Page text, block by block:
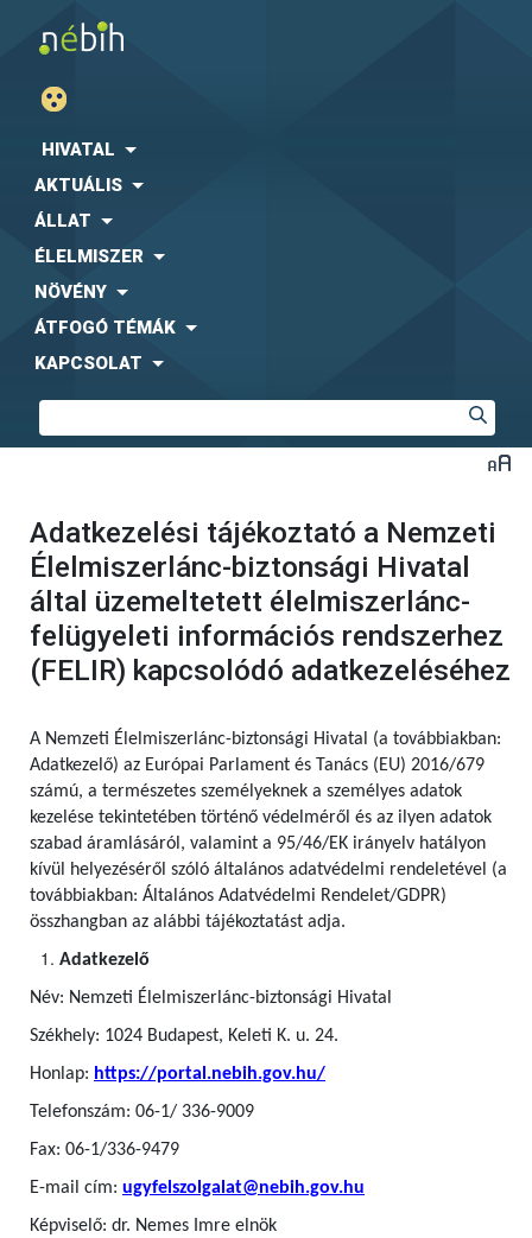
HIVATAL
AKTUÁLIS
ÁLLAT
ÉLELMISZER
NÖVÉNY
ÁTFOGÓ TÉMÁK
KAPCSOLAT
Adatkezelési tájékoztató a Nemzeti
Élelmiszerlánc-biztonsági Hivatal
által üzemeltetett élelmiszerlánc-
felügyeleti információs rendszerhez
(FELIR) kapcsolódó adatkezeléséhez
A Nemzeti Élelmiszerlánc-biztonsági Hivatal (a továbbiakban:
Adatkezelő) az Európai Parlament és Tanács (EU) 2016/679
számú, a természetes személyeknek a személyes adatok
kezelése tekintetében történő védelméről és az ilyen adatok
szabad áramlásáról, valamint a 95/46/EK irányelv hatályon
kívül helyezéséről szóló általános adatvédelmi rendeletével (a
továbbiakban: Általános Adatvédelmi Rendelet/GDPR)
összhangban az alábbi tájékoztatást adja.
Adatkezelő
Név: Nemzeti Élelmiszerlánc-biztonsági Hivatal
Székhely: 1024 Budapest, Keleti K. u. 24.
Honlap: https://portal.nebih.gov.hu/
Telefonszám: 06-1/ 336-9009
Fax: 06-1/336-9479
E-mail cím: ugyfelszolgalat@nebih.gov.hu
Képviselő: dr. Nemes Imre elnök